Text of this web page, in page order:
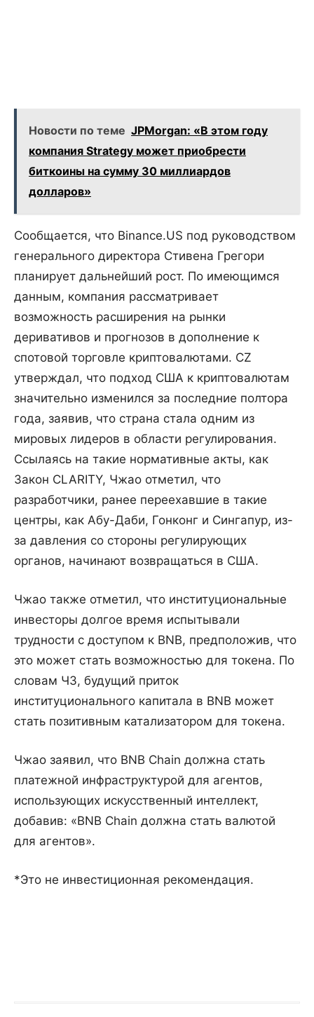
Новости по теме JPMorgan: «В этом году
компания Strategy может приобрести
биткоины на сумму 30 миллиардов
долларов»
Сообщается, что Binance.US под руководством
генерального директора Стивена Грегори
планирует дальнейший рост. По имеющимся
данным, компания рассматривает
возможность расширения на рынки
деривативов и прогнозов в дополнение к
спотовой торговле криптовалютами. CZ
утверждал, что подход США к криптовалютам
значительно изменился за последние полтора
года, заявив, что страна стала одним из
мировых лидеров в области регулирования.
Ссылаясь на такие нормативные акты, как
Закон CLARITY, Чжао отметил, что
разработчики, ранее переехавшие в такие
центры, как Абу-Даби, Гонконг и Сингапур, из-
за давления со стороны регулирующих
органов, начинают возвращаться в США.
Чжао также отметил, что институциональные
инвесторы долгое время испытывали
трудности с доступом к BNB, предположив, что
это может стать возможностью для токена. По
словам ЧЗ, будущий приток
институционального капитала в BNB может
стать позитивным катализатором для токена.
Чжао заявил, что BNB Chain должна стать
платежной инфраструктурой для агентов,
использующих искусственный интеллект,
добавив: «BNB Chain должна стать валютой
для агентов».
*Это не инвестиционная рекомендация.